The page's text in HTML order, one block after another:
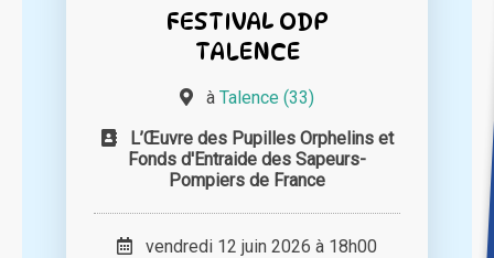
FESTIVAL ODP
TALENCE
à Talence (33)
L’Œuvre des Pupilles Orphelins et
Fonds d'Entraide des Sapeurs-
Pompiers de France
vendredi 12 juin 2026 à 18h00